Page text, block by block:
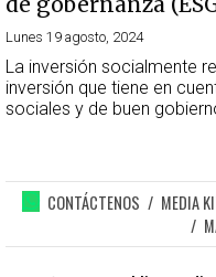
Lunes 19 agosto, 2024
La inversión socialmente
inversión que tiene en
sociales y de buen
CONTÁCTENOS MEDIA